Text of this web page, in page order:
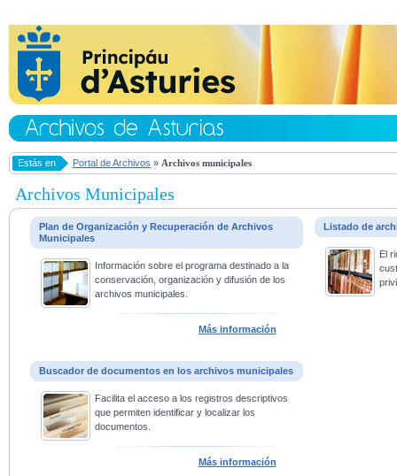
Estás en Portal de Archivos » Archivos municipales
Archivos Municipales
Plan de Organización y Recuperación de Archivos
Municipales
Información sobre el programa destinado a la
conservación, organización y difusión de los
archivos municipales.
Más información
Listado de
El
Buscador de documentos en los archivos municipales
Facilita el acceso a los registros descriptivos
que permiten identificar y localizar los
documentos.
Más información